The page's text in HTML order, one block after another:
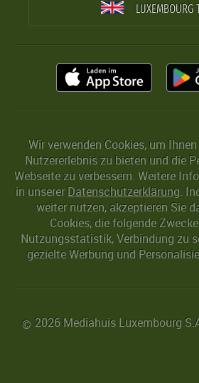
LUXEMBOURG
Wir verwenden Cookies, um
Nutzererlebnis zu bieten und die
Webseite zu verbessern. Weitere
in unserer Datenschutzerklärung.
weiter nutzen, akzeptieren Sie
Cookies, die folgende
Nutzungsstatistik, Verbindung zu
gezielte Werbung und
© 2026 Mediahuis Luxembourg